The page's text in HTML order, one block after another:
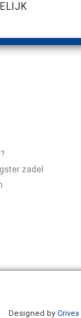
zadel
Designed by Crivex